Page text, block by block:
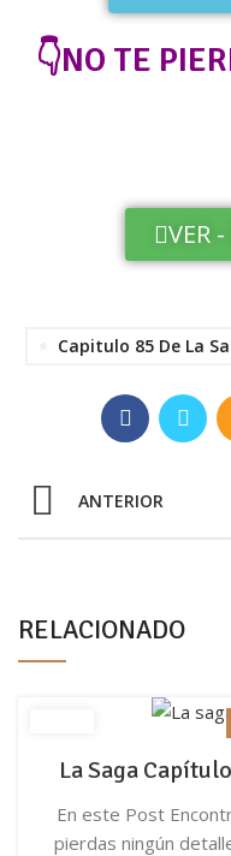
👇NO TE
VER
Capitulo 85 De La
ANTERIOR
RELACIONADO
La Saga
En este Post
pierdas ningún